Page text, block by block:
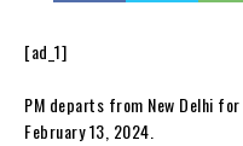
[ad_1]
PM departs from New Delhi
February 13, 2024.